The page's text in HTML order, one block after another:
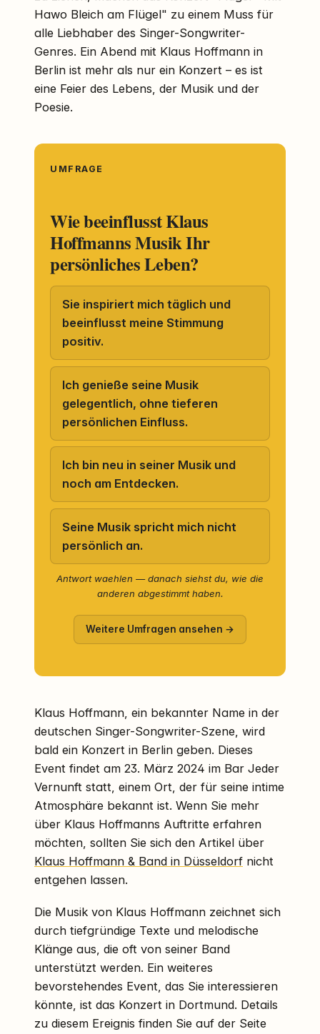
Hawo Bleich am Flügel" zu einem Muss für
alle Liebhaber des Singer-Songwriter-
Genres. Ein Abend mit Klaus Hoffmann in
Berlin ist mehr als nur ein Konzert – es ist
eine Feier des Lebens, der Musik und der
Poesie.
UMFRAGE
Wie beeinflusst Klaus
Hoffmanns Musik Ihr
persönliches Leben?
Sie inspiriert mich täglich und
beeinflusst meine Stimmung
positiv.
Ich genieße seine Musik
gelegentlich, ohne tieferen
persönlichen Einfluss.
Ich bin neu in seiner Musik und
noch am Entdecken.
Seine Musik spricht mich nicht
persönlich an.
Antwort waehlen — danach siehst du, wie die
anderen abgestimmt haben.
Weitere Umfragen ansehen →
Klaus Hoffmann, ein bekannter Name in der
deutschen Singer-Songwriter-Szene, wird
bald ein Konzert in Berlin geben. Dieses
Event findet am 23. März 2024 im Bar Jeder
Vernunft statt, einem Ort, der für seine intime
Atmosphäre bekannt ist. Wenn Sie mehr
über Klaus Hoffmanns Auftritte erfahren
möchten, sollten Sie sich den Artikel über
Klaus Hoffmann & Band in Düsseldorf nicht
entgehen lassen.
Die Musik von Klaus Hoffmann zeichnet sich
durch tiefgründige Texte und melodische
Klänge aus, die oft von seiner Band
unterstützt werden. Ein weiteres
bevorstehendes Event, das Sie interessieren
könnte, ist das Konzert in Dortmund. Details
zu diesem Ereignis finden Sie auf der Seite